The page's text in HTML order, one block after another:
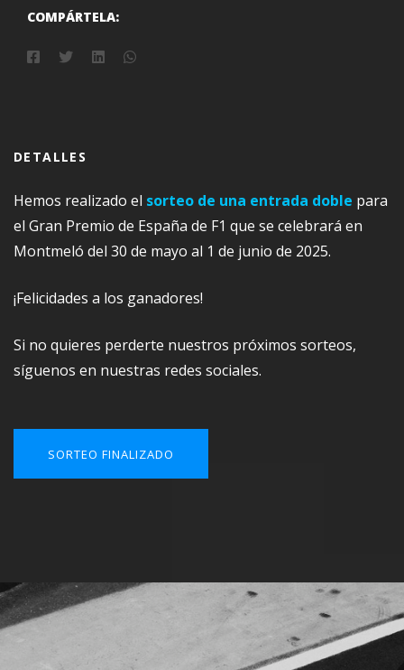
COMPÁRTELA:
DETALLES
Hemos realizado el sorteo de una entrada doble para
el Gran Premio de España de F1 que se celebrará en
Montmeló del 30 de mayo al 1 de junio de 2025.
¡Felicidades a los ganadores!
Si no quieres perderte nuestros próximos sorteos,
síguenos en nuestras redes sociales.
SORTEO FINALIZADO